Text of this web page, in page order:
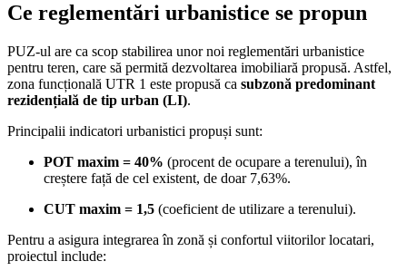
Ce reglementări urbanistice se propun
PUZ-ul are ca scop stabilirea unor noi reglementări urbanistice
pentru teren, care să permită dezvoltarea imobiliară propusă. Astfel,
zona funcțională UTR 1 este propusă ca subzonă predominant
rezidențială de tip urban (LI).
Principalii indicatori urbanistici propuși sunt:
POT maxim = 40% (procent de ocupare a terenului), în
creștere față de cel existent, de doar 7,63%.
CUT maxim = 1,5 (coeficient de utilizare a terenului).
Pentru a asigura integrarea în zonă și confortul viitorilor locatari,
proiectul include: